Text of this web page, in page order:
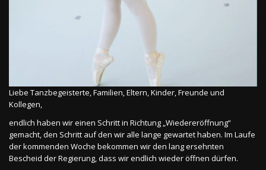
Liebe Tanzbegeisterte, Familien, Eltern, Kinder, Freunde und
Kollegen,
endlich haben wir einen Schritt in Richtung „Wiedereröffnung“
gemacht, den Schritt auf den wir alle lange gewartet haben. Im Laufe
der kommenden Woche bekommen wir den lang ersehnten
Bescheid der Regierung, dass wir endlich wieder öffnen dürfen.